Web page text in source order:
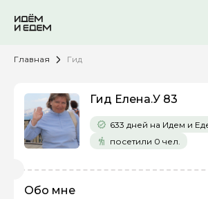
Главная Гид
Гид Елена.У 83
633 дней на Идем и
посетили 0 чел.
Обо мне